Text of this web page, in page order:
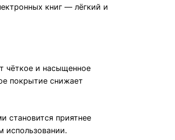
книг — лёгкий и
чёткое и насыщенное
покрытие снижает
становится приятнее
использовании.